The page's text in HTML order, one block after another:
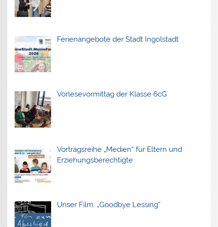
Ferienangebote der Stadt Ingolstadt
Vorlesevormittag der Klasse 6cG
Vortragsreihe „Medien“ für Eltern und
Erziehungsberechtigte
Unser Film: „Goodbye Lessing“